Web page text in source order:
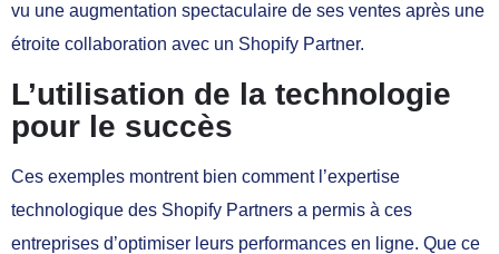
vu une augmentation spectaculaire de ses ventes après une
étroite collaboration avec un Shopify Partner.
L’utilisation de la technologie
pour le succès
Ces exemples montrent bien comment l’expertise
technologique des Shopify Partners a permis à ces
entreprises d’optimiser leurs performances en ligne. Que ce